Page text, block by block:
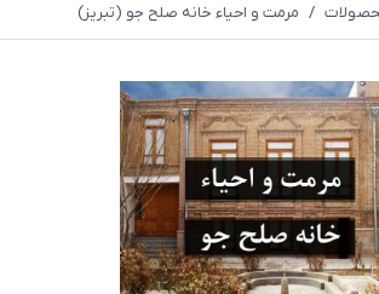
/ مرمت و احیاء خانه صلح جو (تبریز)